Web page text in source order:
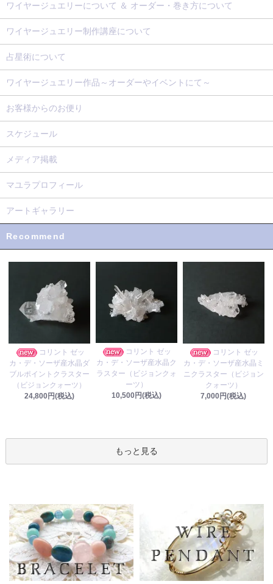
ワイヤージュエリーについて ＆ オーダー・巻き方について
ワイヤージュエリー制作講座について
占星術について
ワイヤージュエリー作品～オーダーやイベントにて～
お客様からのお便り
スケジュール
メディア掲載
マユラプロフィール
アートギャラリー
Recommend
コリント ゼッ
カ・デ・ソーザ産水晶ダ
ブルポイントクラスター
（ビジョンクォーツ）
24,800円(税込)
コリント ゼッ
カ・デ・ソーザ産水晶ク
ラスター（ビジョンクォ
ーツ）
10,500円(税込)
コリント ゼッ
カ・デ・ソーザ産水晶ミ
ニクラスター（ビジョン
クォーツ）
7,000円(税込)
もっと見る